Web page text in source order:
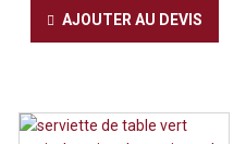
AJOUTER AU DEVIS